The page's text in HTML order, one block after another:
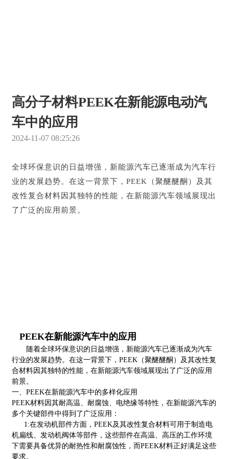
高分子材料PEEK在新能源电动汽
车中的应用
2024-11-07 08:25:26
全球环保意识的日益增强，新能源汽车已逐渐成为汽车行
业的发展趋势。在这一背景下，PEEK（聚醚醚酮）及其
改性复合材料因其独特的性能，在新能源汽车领域展现出
了广泛的应用前景。
PEEK在新能源汽车中的应用
随着全球环保意识的日益增强，新能源汽车已逐渐成为汽车
行业的发展趋势。在这一背景下，PEEK（聚醚醚酮）及其改性复
合材料因其独特的性能，在新能源汽车领域展现出了广泛的应用
前景。
一、PEEK在新能源汽车中的多样化应用
PEEK材料因其耐高温、耐腐蚀、电绝缘等特性，在新能源汽车的
多个关键部件中得到了广泛应用：
1:在发动机部件方面，PEEK及其改性复合材料可用于制造电
机扁线、发动机阀体等部件，这些部件在高温、高压的工作环境
下需要具备优异的耐热性和耐腐蚀性，而PEEK材料正好满足这些
要求。